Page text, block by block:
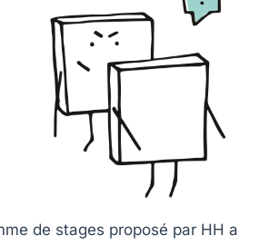
de stages proposé par HH a